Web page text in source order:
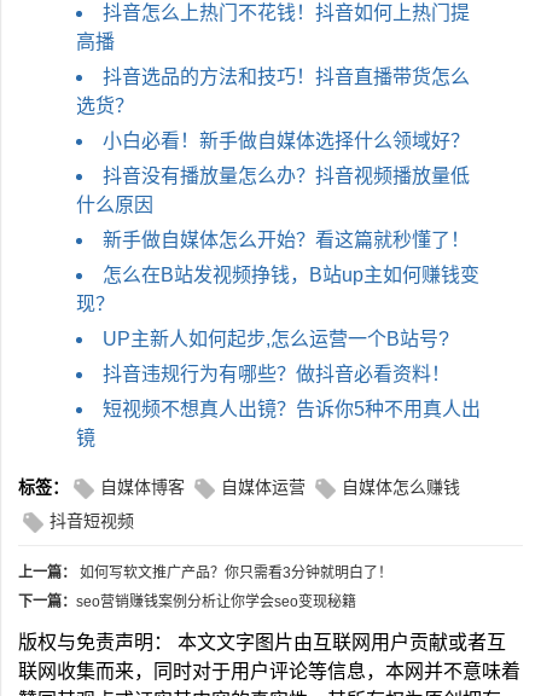
抖音怎么上热门不花钱！抖音如何上热门提
高播
抖音选品的方法和技巧！抖音直播带货怎么
选货？
小白必看！新手做自媒体选择什么领域好？
抖音没有播放量怎么办？抖音视频播放量低
什么原因
新手做自媒体怎么开始？看这篇就秒懂了！
怎么在B站发视频挣钱，B站up主如何赚钱变
现？
UP主新人如何起步,怎么运营一个B站号?
抖音违规行为有哪些？做抖音必看资料！
短视频不想真人出镜？告诉你5种不用真人出
镜
标签： 自媒体博客 自媒体运营
自媒体怎么赚钱
抖音短视频
上一篇：
如何写软文推广产品？你只需看3分钟就明白了！
下一篇： seo营销赚钱案例分析让你学会seo变现秘籍
版权与免责声明： 本文文字图片由互联网用户贡献或者互
联网收集而来，同时对于用户评论等信息，本网并不意味着